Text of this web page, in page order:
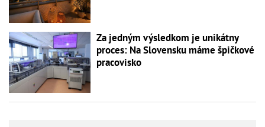
Za jedným výsledkom je unikátny
proces: Na Slovensku máme špičkové
pracovisko